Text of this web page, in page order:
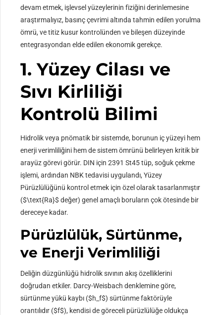
devam etmek, işlevsel yüzeylerinin fiziğini derinlemesine
araştırmalıyız, basınç çevrimi altında tahmin edilen yorulma
ömrü, ve titiz kusur kontrolünden ve bileşen düzeyinde
entegrasyondan elde edilen ekonomik gerekçe.
1. Yüzey Cilası ve
Sıvı Kirliliği
Kontrolü Bilimi
Hidrolik veya pnömatik bir sistemde, borunun iç yüzeyi hem
enerji verimliliğini hem de sistem ömrünü belirleyen kritik bir
arayüz görevi görür. DIN için 2391 St45 tüp, soğuk çekme
işlemi, ardından NBK tedavisi uygulandı, Yüzey
Pürüzlülüğünü kontrol etmek için özel olarak tasarlanmıştır
($\text{Ra}$ değer) genel amaçlı boruların çok ötesinde bir
dereceye kadar.
Pürüzlülük, Sürtünme,
ve Enerji Verimliliği
Deliğin düzgünlüğü hidrolik sıvının akış özelliklerini
doğrudan etkiler. Darcy-Weisbach denklemine göre,
sürtünme yükü kaybı ($h_f$) sürtünme faktörüyle
orantılıdır ($f$), kendisi de göreceli pürüzlülüğe oldukça